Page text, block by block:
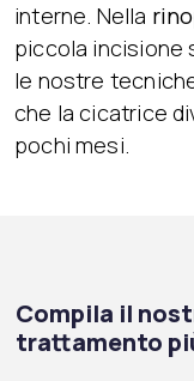
interne. Nella
piccola incisione
le nostre
che la cicatrice
pochi mesi.
Compila il
trattamento